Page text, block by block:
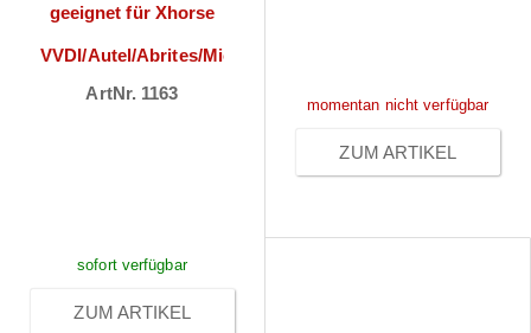
geeignet für Xhorse
VVDI/Autel/Abrites/Microtronik
ArtNr. 1163
sofort verfügbar
ZUM ARTIKEL
momentan nicht verfügbar
ZUM ARTIKEL